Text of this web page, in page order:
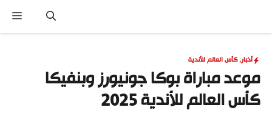
المحتوى
أخبار,كأس العالم للأندية
موعد مباراة بوكا جونيورز وبنفيكا
كأس العالم للأندية 2025